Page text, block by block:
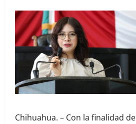
Chihuahua. – Con la finalidad de